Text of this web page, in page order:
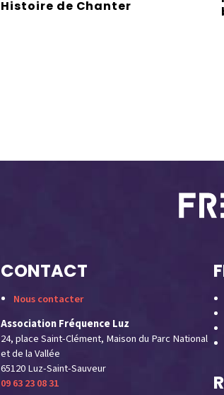
Histoire de Chanter
CONTACT
Nous contacter
Association Fréquence Luz
24, place Saint-Clément, Maison du Parc National
et de la Vallée
65120 Luz-Saint-Sauveur
09 63 23 08 31